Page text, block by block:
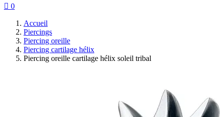
 0
Accueil
Piercings
Piercing oreille
Piercing cartilage hélix
Piercing oreille cartilage hélix soleil tribal